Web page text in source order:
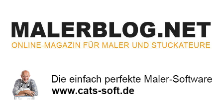
springen
secondary
menu
springen
springen
Magazin
für
Maler